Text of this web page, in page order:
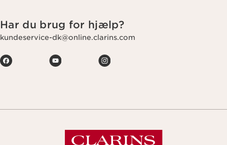
Har du brug for hjælp?
kundeservice-dk@online.clarins.com